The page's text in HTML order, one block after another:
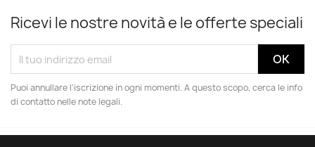
Ricevi le nostre novità e le offerte speciali
Puoi annullare l'iscrizione in ogni momenti. A questo scopo, cerca le info
di contatto nelle note legali.